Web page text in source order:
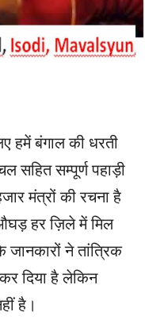
हमें बंगाल की धरती
सहित सम्पूर्ण पहाड़ी
मंत्रों की रचना है
हर ज़िले में मिल
जानकारों ने तांत्रिक
दिया है लेकिन
है।